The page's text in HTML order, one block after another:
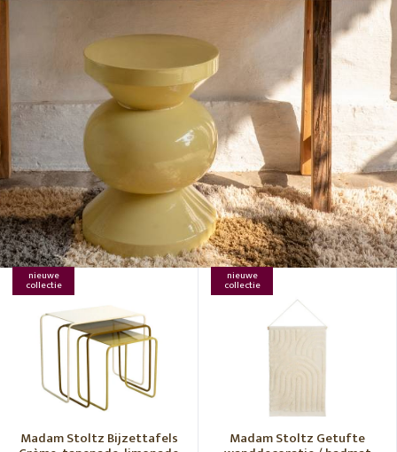
nieuwe
collectie
Madam Stoltz Bijzettafels
nieuwe
collectie
Madam Stoltz Getufte